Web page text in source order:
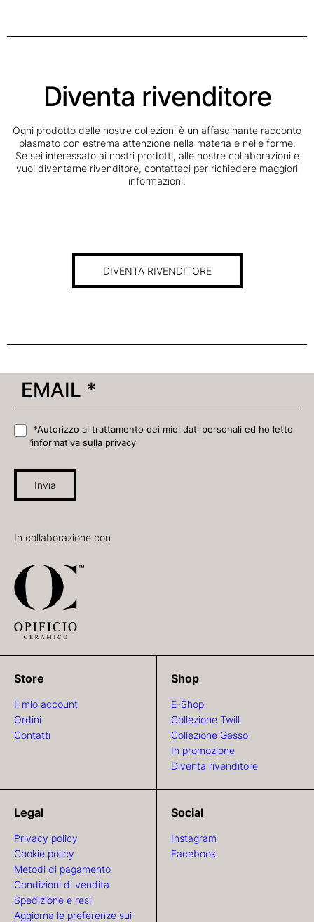
Diventa rivenditore
Ogni prodotto delle nostre collezioni è un affascinante racconto
plasmato con estrema attenzione nella materia e nelle forme.
Se sei interessato ai nostri prodotti, alle nostre collaborazioni e
vuoi diventarne rivenditore, contattaci per richiedere maggiori
informazioni.
DIVENTA RIVENDITORE
*Autorizzo al trattamento dei miei dati personali ed ho letto
l’informativa sulla privacy
Invia
In collaborazione con
Store
Il mio account
Ordini
Contatti
Shop
E-Shop
Collezione Twill
Collezione Gesso
In promozione
Diventa rivenditore
Legal
Privacy policy
Cookie policy
Metodi di pagamento
Condizioni di vendita
Spedizione e resi
Aggiorna le preferenze sui
Social
Instagram
Facebook